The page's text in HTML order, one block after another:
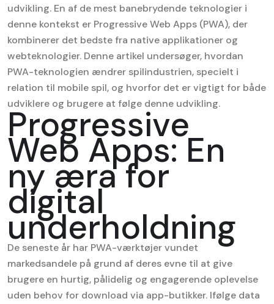
udvikling. En af de mest banebrydende teknologier i
denne kontekst er Progressive Web Apps (PWA), der
kombinerer det bedste fra native applikationer og
webteknologier. Denne artikel undersøger, hvordan
PWA-teknologien ændrer spilindustrien, specielt i
relation til mobile spil, og hvorfor det er vigtigt for både
udviklere og brugere at følge denne udvikling.
Progressive
Web Apps: En
ny æra for
digital
underholdning
De seneste år har PWA-værktøjer vundet
markedsandele på grund af deres evne til at give
brugere en hurtig, pålidelig og engagerende oplevelse
uden behov for download via app-butikker. Ifølge data